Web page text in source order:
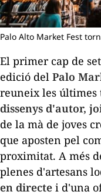
Palo Alto Market Fest
El primer cap de
edició del Palo
reuneix les últimes
dissenys d'autor,
de la mà de joves
que aposten pel
proximitat. A més
plenes d'artesans
en directe i d'una